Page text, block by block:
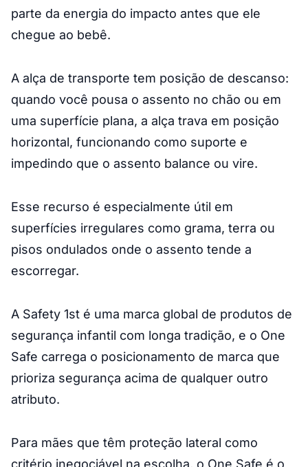
parte da energia do impacto antes que ele
chegue ao bebê.
A alça de transporte tem posição de descanso:
quando você pousa o assento no chão ou em
uma superfície plana, a alça trava em posição
horizontal, funcionando como suporte e
impedindo que o assento balance ou vire.
Esse recurso é especialmente útil em
superfícies irregulares como grama, terra ou
pisos ondulados onde o assento tende a
escorregar.
A Safety 1st é uma marca global de produtos de
segurança infantil com longa tradição, e o One
Safe carrega o posicionamento de marca que
prioriza segurança acima de qualquer outro
atributo.
Para mães que têm proteção lateral como
critério inegociável na escolha, o One Safe é o